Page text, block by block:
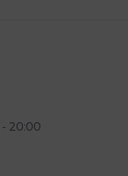
- 20:00